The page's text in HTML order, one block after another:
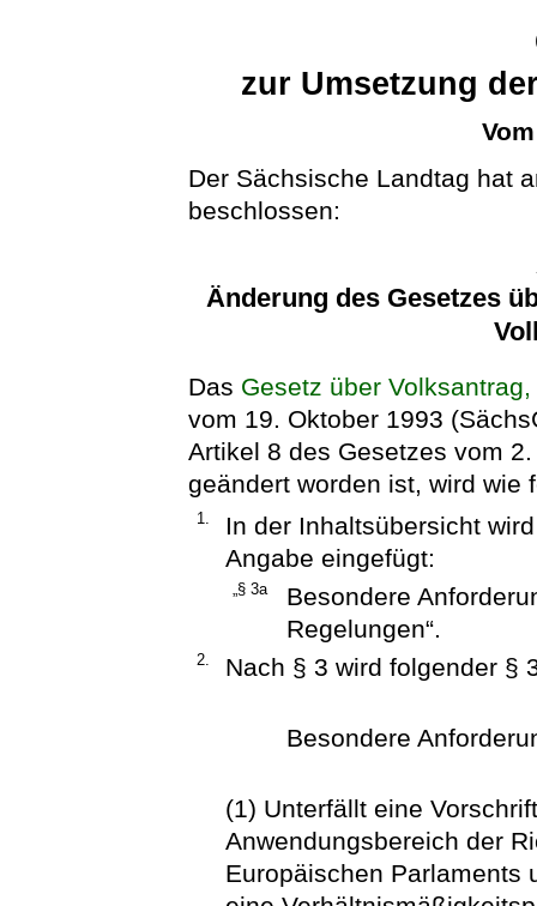
zur Umsetzung
Der Sächsische Landtag hat
beschlossen:
Änderung des Gesetzes
Das Gesetz über
vom 19. Oktober 1993
Artikel 8 des Gesetzes vom
geändert worden ist, wird wie
1.
In der Inhaltsübersicht
Angabe eingefügt:
„§ 3a
Besondere
Regelungen“.
2. Nach § 3 wird folgender §
Besondere
(1) Unterfällt eine
Anwendungsbereich der
Europäischen Parlaments